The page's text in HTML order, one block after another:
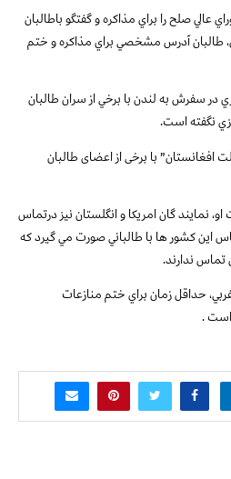
عالي صلح را براي مذاكره و گفتگو باطالبان
طالبان آدرس مشخصي براي مذاكره و ختم
سفرش به لندن با برخي از سران طالبان
نگفته است.
افغانستان” با برخی از اعضای طالبان
نمایند گان امریکا و انگلستان نیز درتماس
اين كشور ها با طالباني صورت مي گيرد كه
تماس ندارند.
حداقل زمان براي ختم منازعات
است .